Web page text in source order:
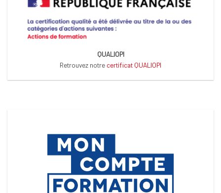
QUALIOPI
Retrouvez notre certificat QUALIOPI